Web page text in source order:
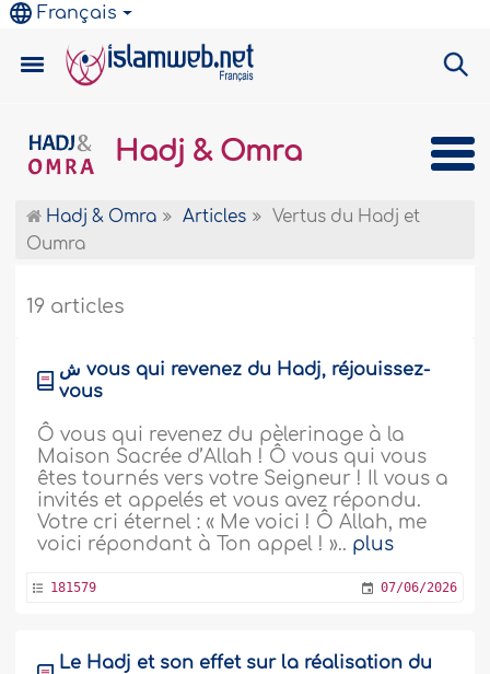
Français
Hadj & Omra
Hadj & Omra Articles
Vertus du Hadj et
Oumra
19 articles
ش vous qui revenez du Hadj, réjouissez-
vous
Ô vous qui revenez du pèlerinage à la
Maison Sacrée d’Allah ! Ô vous qui vous
êtes tournés vers votre Seigneur ! Il vous a
invités et appelés et vous avez répondu.
Votre cri éternel : « Me voici ! Ô Allah, me
voici répondant à Ton appel ! ».. plus
181579 07/06/2026
Le Hadj et son effet sur la réalisation du